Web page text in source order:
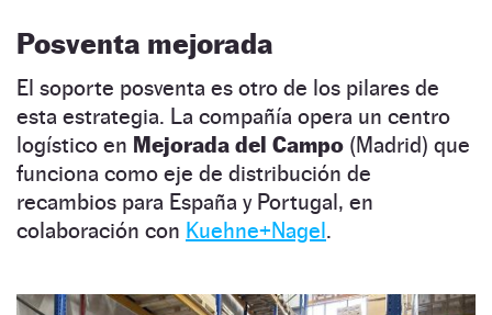
Posventa mejorada
El soporte posventa es otro de los pilares de
esta estrategia. La compañía opera un centro
logístico en Mejorada del Campo (Madrid) que
funciona como eje de distribución de
recambios para España y Portugal, en
colaboración con Kuehne+Nagel.